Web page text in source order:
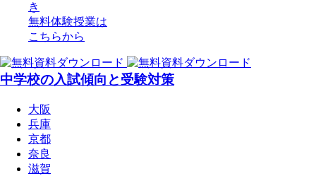
き
無料体験授業は
こちらから
中学校の入試傾向と受験対策
大阪
兵庫
京都
奈良
滋賀